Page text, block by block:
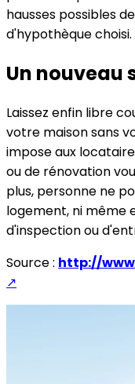
hausses possibles
d'hypothèque choisi.
Un nouveau
Laissez enfin libre
votre maison sans
impose aux
ou de rénovation
plus, personne ne
logement, ni même
d'inspection ou
Source : http://
↗